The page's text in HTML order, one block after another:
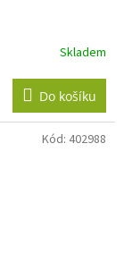
Skladem
Do košíku
Kód: 402988